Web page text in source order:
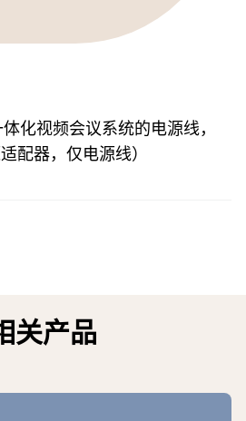
化视频会议系统的电源线，
配器，仅电源线）
关产品